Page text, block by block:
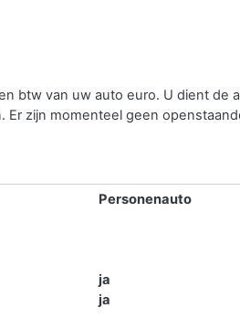
btw van uw auto euro. U dient de
Er zijn momenteel geen
Personenauto
ja
ja